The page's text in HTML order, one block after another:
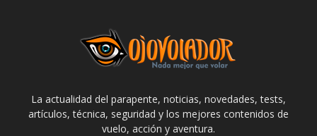
La actualidad del parapente, noticias, novedades, tests,
artículos, técnica, seguridad y los mejores contenidos de
vuelo, acción y aventura.